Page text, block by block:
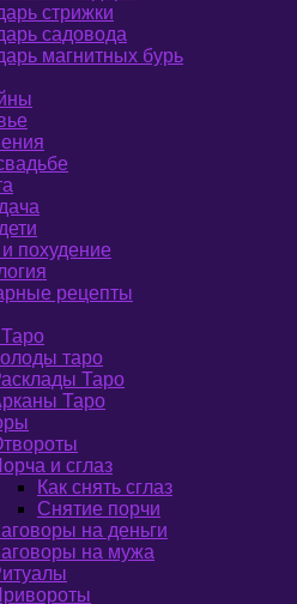
стрижки
садовода
магнитных бурь
похудение
рецепты
таро
Таро
Таро
и сглаз
Как снять сглаз
Снятие порчи
на деньги
на мужа